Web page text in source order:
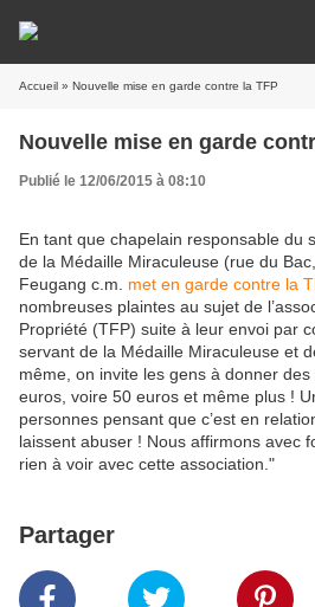
Accueil » Nouvelle mise en garde contre la TFP
Nouvelle mise en garde
Publié le 12/06/2015 à 08:10
En tant que chapelain responsable du
de la Médaille Miraculeuse (rue du
Feugang c.m. met en garde contre la
nombreuses plaintes au sujet de
Propriété (TFP) suite à leur envoi par
servant de la Médaille Miraculeuse et
même, on invite les gens à donner
euros, voire 50 euros et même plus !
personnes pensant que c’est en
laissent abuser ! Nous affirmons avec
rien à voir avec cette association."
Partager